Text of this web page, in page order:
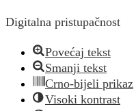
Digitalna pristupačnost
Povećaj tekst
Smanji tekst
Crno-bijeli prikaz
Visoki kontrast